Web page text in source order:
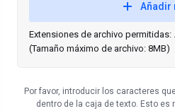
Añadir
Extensiones de archivo permitidas:
(Tamaño máximo de archivo: 8MB)
Por favor, introducir los caracteres
dentro de la caja de texto. Esto es